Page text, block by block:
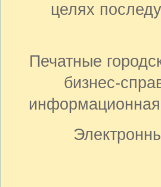
целях
Печатные
бизнес-